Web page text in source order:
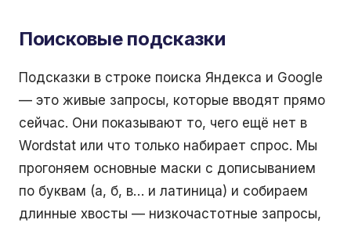
Поисковые подсказки
Подсказки в строке поиска Яндекса и Google
— это живые запросы, которые вводят прямо
сейчас. Они показывают то, чего ещё нет в
Wordstat или что только набирает спрос. Мы
прогоняем основные маски с дописыванием
по буквам (а, б, в… и латиница) и собираем
длинные хвосты — низкочастотные запросы,